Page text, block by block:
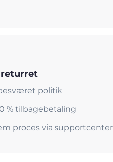
returret
politik
% tilbagebetaling
proces via supportcenter